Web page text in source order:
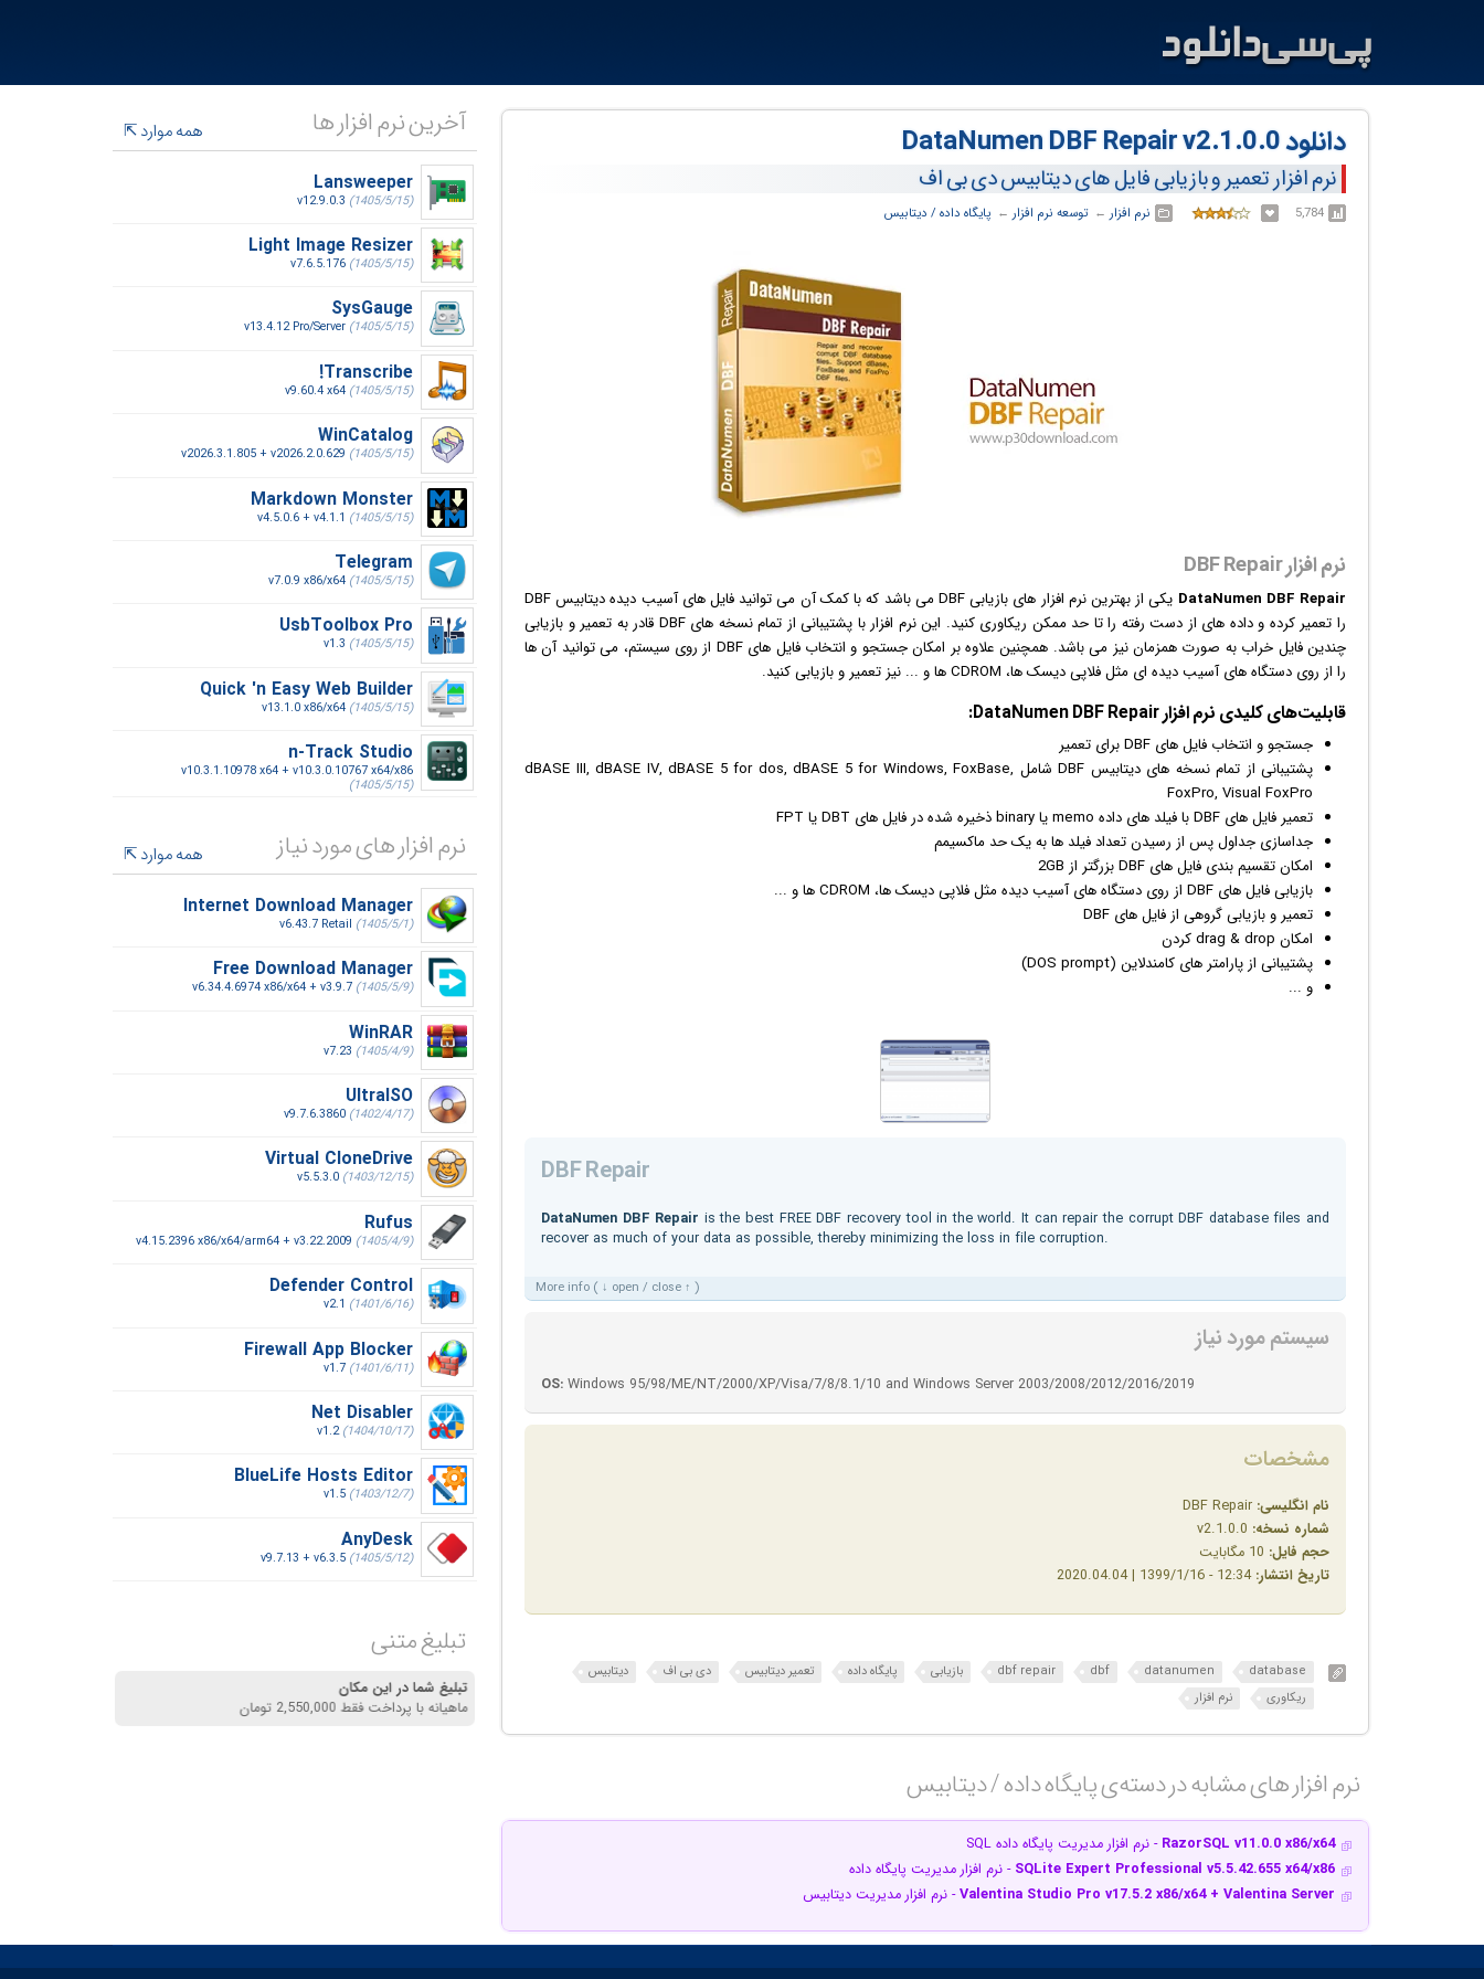
دانلود DataNumen DBF Repair v2.1.0.0
نرم افزار تعمیر و بازیابی فایل های دیتابیس دی بی اف
5,784 نرم افزار ← ‏توسعه نرم افزار ← ‏ پایگاه داده / دیتابیس
نرم افزار DBF Repair
DataNumen DBF Repair یکی از بهتریننرم افزار های بازی
ابی DBF می باشد که با کمک آن می توانید فایل های آسیب دیده دیتابیس DBF
را تعمیر کرده و داده های از دست رفته را تا حد ممکن ریکاوری کنید. این نرم افزار با پشتیبانی از تمام نسخه های DBF قادر به تعمیر و بازیابی
چندین فایل خراب به صورت همزمان نیز می باشد. همچنین علاوه بر امکان جستجو و انتخاب فایل های DBF از روی سیستم، می توانید آن ها
را از روی دستگاه های آسیب دیده ای مثل فلاپی دیسک ها، CDROM ها و ... نیز تعمیر و بازیابی کنید.
قابلیت‌های کلیدی نرم افزار
جستجو و انتخاب فایل های DBF برای تعمیر
پشتیبانی از تمام نسخه های دیتابیس DBF شامل dBASE III, dBASE IV, dBASE 5 for dos, dBASE 5 for Windows, FoxBase,
FoxPro, Visual FoxPro
تعمیر فایل های DBF با فیلد های داده memo یا binary ذخیره شده در فایل های DBT یا FPT
جداسازی جداول پس از رسیدن تعداد فیلد ها به یک حد ماکسیمم
امکان تقسیم بندی فایل های DBF بزرگتر از 2GB
بازیابی فایل های DBF از روی دستگاه های آسیب دیده مثل فلاپی دیسک ها، CDROM ها و ...
تعمیر و بازیابی گروهی از فایل های DBF
امکان drag & drop کردن
پشتیبانی از پارامتر های کامندلاین (DOS prompt)
و ...
DBF Repair
DataNumen DBF Repair is the best FREE DBF recovery tool in the world. It can repair the corrupt DBF database files and
recover as much of your data as possible, thereby minimizing the loss in file corruption.
More info ( ↓ open / close ↑ )
سیستم مورد نیاز
OS: Windows 95/98/ME/NT/2000/XP/Visa/7/8/8.1/10 and Windows Server 2003/2008/2012/2016/2019
مشخصات
نام انگلیسی:
شماره نسخه:
حجم فایل:
تاریخ انتشار: 12:34 - 1399/1/16 | 2020.04.04
database
datanumen
dbf
dbf repair بازیابی پایگاه داده تعمیر دیتابیس دی بی اف
دیتابیس
ریکاوری
نرم افزار
نرم افزار های مشابه در دسته‌ی‌ پایگاه داده / دیتابیس‎
RazorSQL v11.0.0 x86/x64 - نرم افزار مدیریت پایگاه داده SQL
SQLite Expert Professional v5.5.42.655 x64/x86 - نرم افزار مدیریت پایگاه داده
Valentina Studio Pro v17.5.2 x86/x64 + Valentina Server- نرم افزار مدیریت دیتابیس
آخرین نرم افزار ها
همه موارد
Lansweeper
v12.9.0.3 (1405/5/15)
Light Image Resizer
v7.6.5.176 (1405/5/15)
SysGauge
v13.4.12 Pro/Server (1405/5/15)
Transcribe!
v9.60.4 x64 (1405/5/15)
WinCatalog
v2026.3.1.805 + v2026.2.0.629 (1405/5/15)
Markdown Monster
v4.5.0.6 + v4.1.1 (1405/5/15)
Telegram
v7.0.9 x86/x64 (1405/5/15)
UsbToolbox Pro
v1.3 (1405/5/15)
Quick 'n Easy Web Builder
v13.1.0 x86/x64 (1405/5/15)
n-Track Studio
v10.3.1.10978 x64 + v10.3.0.10767 x64/x86
(1405/5/15)
نرم افزار های مورد نیاز
همه موارد
Internet Download Manager
v6.43.7 Retail (1405/5/1)
Free Download Manager
v6.34.4.6974 x86/x64 + v3.9.7 (1405/5/9)
WinRAR
v7.23 (1405/4/9)
UltraISO
v9.7.6.3860 (1402/4/17)
Virtual CloneDrive
v5.5.3.0 (1403/12/15)
Rufus
v4.15.2396 x86/x64/arm64 + v3.22.2009 (1405/4/9)
Defender Control
v2.1 (1401/6/16)
Firewall App Blocker
v1.7 (1401/6/11)
Net Disabler
v1.2(1404/10/17)
BlueLife Hosts Editor
v1.5 (1403/12/7)
AnyDesk
v9.7.13 + v6.3.5 (1405/5/12)
تبلیغ متنی
تبلیغ شما در این مکان
ماهیانه با پرداخت فقط 2,550,000 تومان